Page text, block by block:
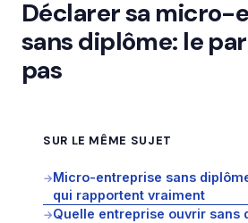
Déclarer sa micro-
sans diplôme: le
pas
SUR LE MÊME SUJET
→Micro-entreprise sans
qui rapportent vraiment
→Quelle entreprise ouvrir sans